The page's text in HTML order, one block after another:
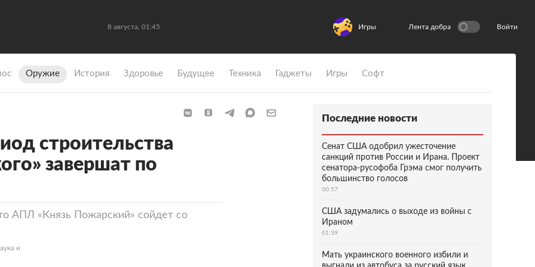
8 августа, 01:45 Игры Лента добра Войти
Оружие История Здоровье Будущее Техника Гаджеты Игры Софт
строительства
завершат по
АПЛ «Князь Пожарский» сойдет со
и
Последние новости
Сенат США одобрил ужесточение
санкций против России и Ирана. Проект
сенатора-русофоба Грэма смог получить
большинство голосов
00:57
США задумались о выходе из войны с
Ираном
01:39
Мать украинского военного избили и